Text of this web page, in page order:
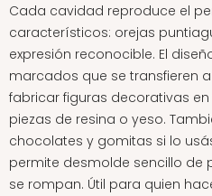
Cada cavidad reproduce el
característicos: orejas
expresión reconocible. El
marcados que se transfieren
fabricar figuras decorativas
piezas de resina o yeso.
chocolates y gomitas si lo
permite desmolde sencillo de
se rompan. Útil para quien